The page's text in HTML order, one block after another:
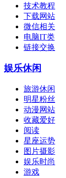
技术教程
下载网站
微信相关
电脑IT类
链接交换
娱乐休闲
旅游休闲
明星粉丝
动漫网站
收藏爱好
阅读
星座运势
图片摄影
娱乐时尚
游戏